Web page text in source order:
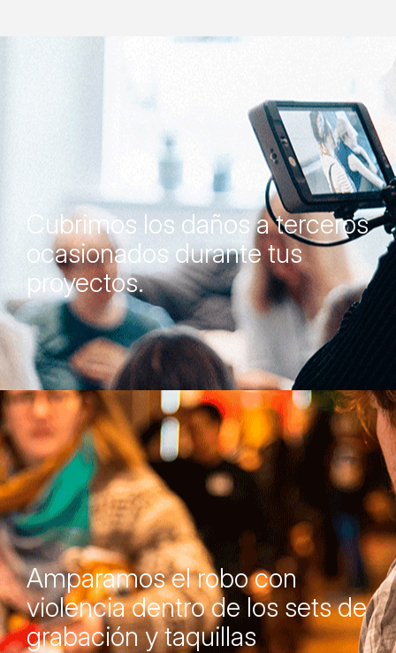
Cubrimos los daños a terceros
ocasionados durante tus
proyectos.
Amparamos el robo con
violencia dentro de los sets de
grabación y taquillas